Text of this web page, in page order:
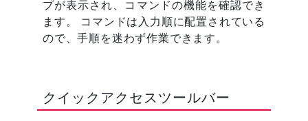
プが表示され、コマンドの機能を確認でき
ます。 コマンドは入力順に配置されている
ので、手順を迷わず作業できます。
クイックアクセスツールバー